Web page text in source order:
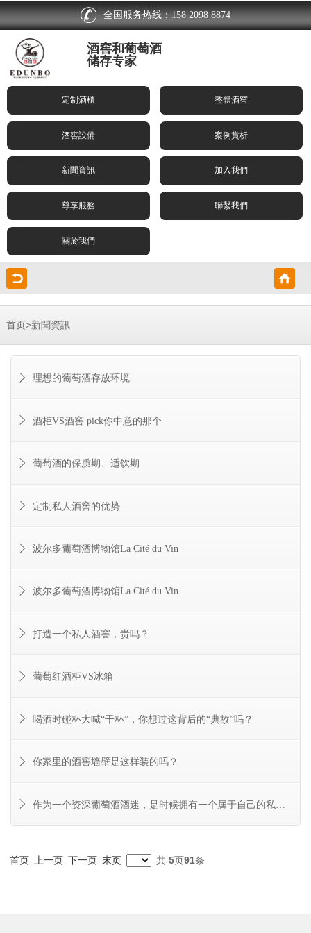
全国服务热线：158 2098 8874
酒窖和葡萄酒
储存专家
定制酒櫃 整體酒窖
酒窖設備 案例賞析
新聞資訊 加入我們
尊享服務 聯繫我們
關於我們
首页>新聞資訊
理想的葡萄酒存放环境
酒柜VS酒窖 pick你中意的那个
葡萄酒的保质期、适饮期
定制私人酒窖的优势
波尔多葡萄酒博物馆La Cité du Vin
波尔多葡萄酒博物馆La Cité du Vin
打造一个私人酒窖，贵吗？
葡萄红酒柜VS冰箱
喝酒时碰杯大喊“干杯”，你想过这背后的“典故”吗？
你家里的酒窖墙壁是这样装的吗？
首页 上一页 下一页 末页 共 5页91条